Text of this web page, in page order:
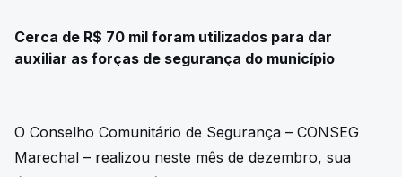
Cerca de R$ 70 mil foram utilizados para dar
auxiliar as forças de segurança do município
O Conselho Comunitário de Segurança – CONSEG
Marechal – realizou neste mês de dezembro, sua